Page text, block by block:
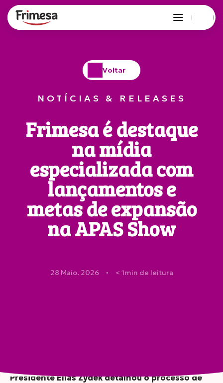
Voltar
NOTÍCIAS & RELEASES
Frimesa é destaque
na mídia
especializada com
lançamentos e
metas de expansão
na APAS Show
28 Maio. 2026 ● < 1min de leitura
Presidente Elias Zydek detalhou o processo de